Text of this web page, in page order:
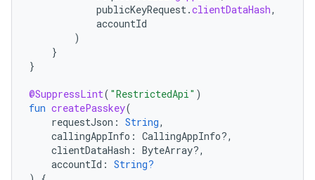
publicKeyRequest.clientDataHash,
accountId
)
}
}
@SuppressLint( "RestrictedApi" )
fun createPasskey(
requestJson : String,
callingAppInfo : CallingAppInfo?,
clientDataHash : ByteArray?,
accountId : String?